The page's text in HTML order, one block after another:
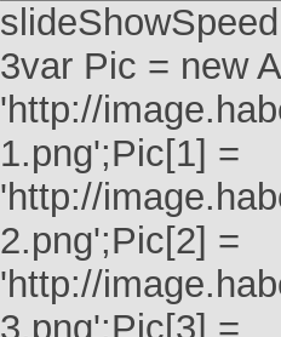
3var Pic = new
'http://
1.png';Pic[1] =
'http://
2.png';Pic[2] =
'http://
3.png';Pic[3] =